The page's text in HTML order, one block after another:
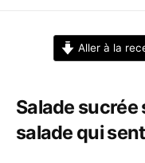
Aller à la
Salade sucrée
salade qui